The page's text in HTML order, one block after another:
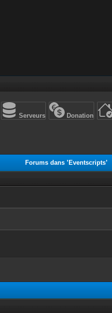
Serveurs Donation
Forums dans ’Eventscripts’